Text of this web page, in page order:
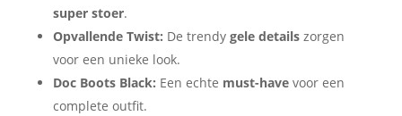
super stoer.
Opvallende Twist: De trendy gele detailszorgen
voor een unieke look.
Doc Boots Black: Een echte must-havevoor een
complete outfit.